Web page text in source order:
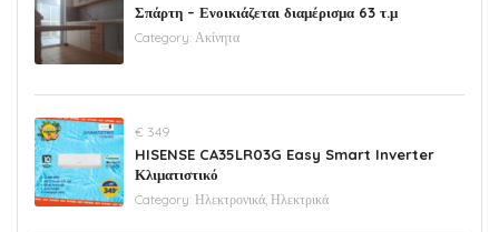
Σπάρτη – Ενοικιάζεται διαμέρισμα 63 τ.μ
Category: Ακίνητα
€ 349
HISENSE CA35LR03G Easy Smart Inverter
Κλιματιστικό
Category: Ηλεκτρονικά, Ηλεκτρικά